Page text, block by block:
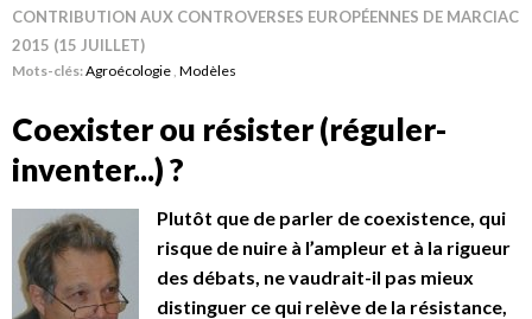
CONTRIBUTION AUX CONTROVERSES EUROPÉENNES DE MARCIAC
2015 (15 JUILLET)
Mots-clés:Agroécologie , Modèles
Coexister ou résister (réguler-
inventer...) ?
Plutôt que de parler de coexistence, qui
risque de nuire à l’ampleur et à la rigueur
des débats, ne vaudrait-il pas mieux
distinguer ce qui relève de la résistance,